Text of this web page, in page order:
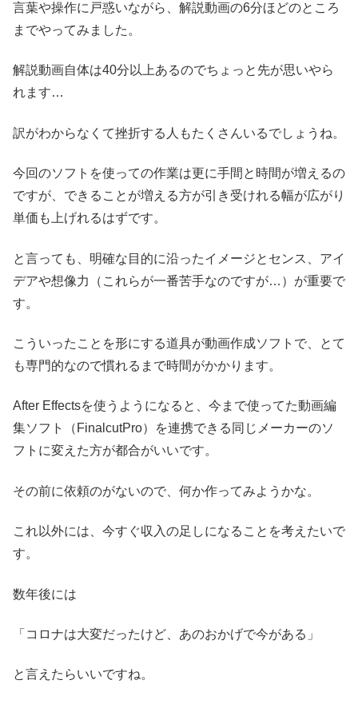
言葉や操作に戸惑いながら、解説動画の6分ほどのところ
までやってみました。
解説動画自体は40分以上あるのでちょっと先が思いやら
れます…
訳がわからなくて挫折する人もたくさんいるでしょうね。
今回のソフトを使っての作業は更に手間と時間が増えるの
ですが、できることが増える方が引き受けれる幅が広がり
単価も上げれるはずです。
と言っても、明確な目的に沿ったイメージとセンス、アイ
デアや想像力（これらが一番苦手なのですが…）が重要で
す。
こういったことを形にする道具が動画作成ソフトで、とて
も専門的なので慣れるまで時間がかかります。
After Effectsを使うようになると、今まで使ってた動画編
集ソフト（FinalcutPro）を連携できる同じメーカーのソ
フトに変えた方が都合がいいです。
その前に依頼のがないので、何か作ってみようかな。
これ以外には、今すぐ収入の足しになることを考えたいで
す。
数年後には
「コロナは大変だったけど、あのおかげで今がある」
と言えたらいいですね。